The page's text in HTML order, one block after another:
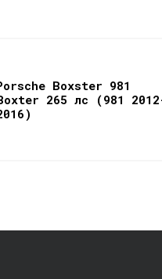
Boxster 981
265 лс (981